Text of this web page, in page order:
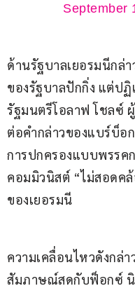
September
ด้านรัฐบาลเยอรมนีกล่
ของรัฐบาลปักกิ่ง แต่ปฏิ
รัฐมนตรีโอลาฟ โชลซ์
ต่อคำกล่าวของแบร์บ็อ
การปกครองแบบพรรค
คอมมิวนิสต์ “ไม่สอดค
ของเยอรมนี
ความเคลื่อนไหวดังกล่
สัมภาษณ์สดกับฟ็อกซ์ นิ